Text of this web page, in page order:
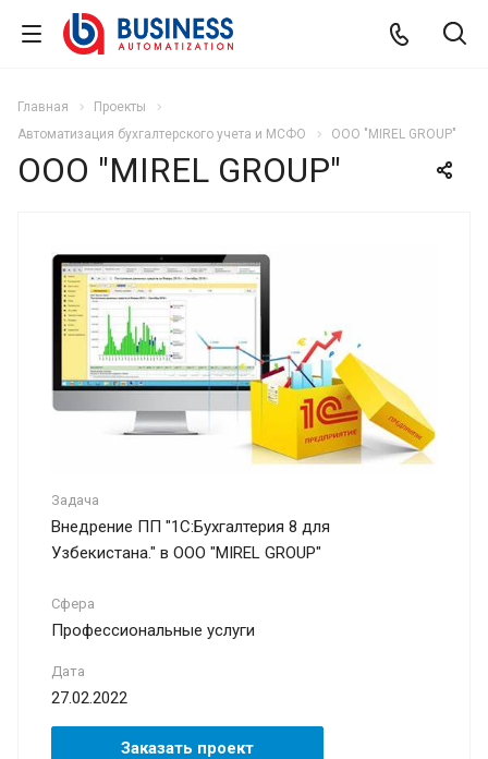
Главная
Проекты
Автоматизация бухгалтерского учета и МСФО
ООО "MIREL GROUP"
ООО "MIREL GROUP"
Задача
Внедрение ПП "1С:Бухгалтерия 8 для
Узбекистана." в ООО "MIREL GROUP"
Сфера
Профессиональные услуги
Дата
27.02.2022
Заказать проект